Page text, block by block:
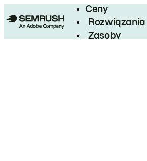
Ceny
Rozwiązania
Zasoby